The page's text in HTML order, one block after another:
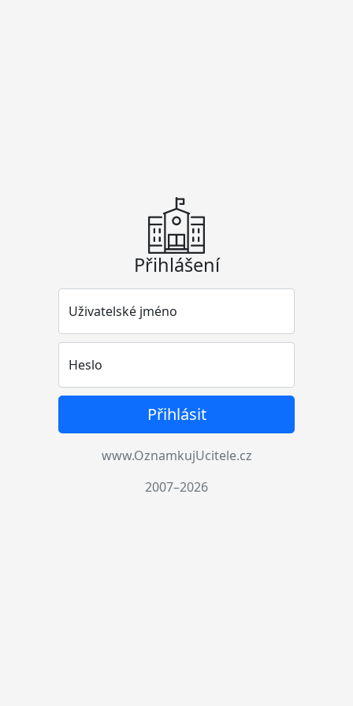
Přihlášení
Uživatelské jméno
Heslo
Přihlásit
www.OznamkujUcitele.cz
2007–2026